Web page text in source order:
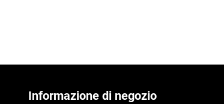
Informazione di negozio